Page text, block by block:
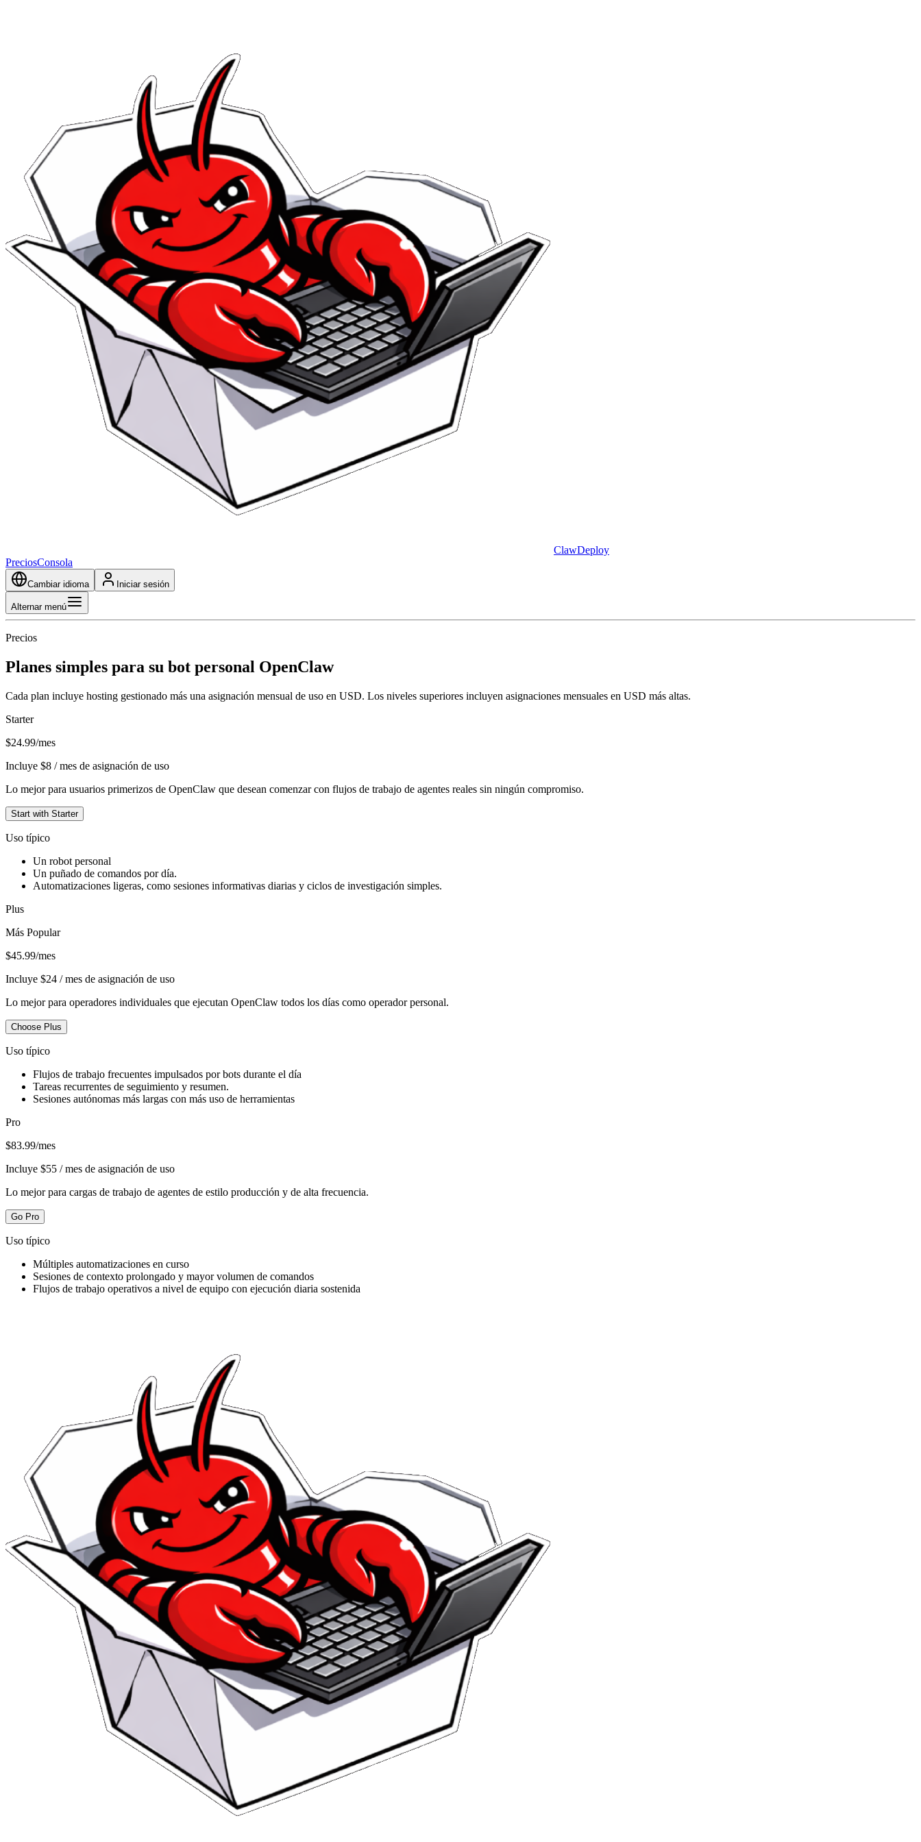
ClawDeploy
PreciosConsola
Cambiar idioma Iniciar sesión
Alternar menú
Precios
Planes simples para su bot personal OpenClaw
Cada plan incluye hosting gestionado más una asignación mensual de uso en USD. Los niveles superiores incluyen asignaciones mensuales en USD más altas.
Starter
$24.99/mes
Incluye $8 / mes de asignación de uso
Lo mejor para usuarios primerizos de OpenClaw que desean comenzar con flujos de trabajo de agentes reales sin ningún compromiso.
Start with Starter
Uso típico
Un robot personal
Un puñado de comandos por día.
Automatizaciones ligeras, como sesiones informativas diarias y ciclos de investigación simples.
Plus
Más Popular
$45.99/mes
Incluye $24 / mes de asignación de uso
Lo mejor para operadores individuales que ejecutan OpenClaw todos los días como operador personal.
Choose Plus
Uso típico
Flujos de trabajo frecuentes impulsados ​​por bots durante el día
Tareas recurrentes de seguimiento y resumen.
Sesiones autónomas más largas con más uso de herramientas
Pro
$83.99/mes
Incluye $55 / mes de asignación de uso
Lo mejor para cargas de trabajo de agentes de estilo producción y de alta frecuencia.
Go Pro
Uso típico
Múltiples automatizaciones en curso
Sesiones de contexto prolongado y mayor volumen de comandos
Flujos de trabajo operativos a nivel de equipo con ejecución diaria sostenida